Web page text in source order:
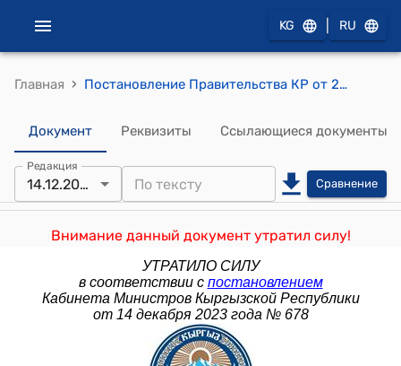
KG RU
Главная › Постановление Правительства КР от 24 января 2020 года № 30 "О внесении изменения в постановление Правительства Кыргызской Республики "Об утверждении Временного положения о лицензировании производства и оборота этилового спирта, производства и оборота (хранение в целях производства или реализации, оптовая и розничная реализация) алкогольной продукции" от 27 мая 2015 года № 327"
Документ Реквизиты Ссылающиеся документы
Редакция
14.12.2023 Сравнение
Внимание данный документ утратил силу!